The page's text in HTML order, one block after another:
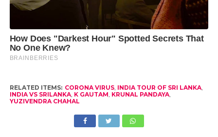
RELATED ITEMS: CORONA VIRUS, INDIA TOUR OF SRI LANKA,
INDIA VS SRILANKA, K GAUTAM KRUNAL PANDAYA,
YUZIVENDRA CHAHAL